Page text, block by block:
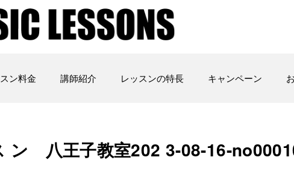
ン料金 講師紹介 レッスンの特長 キャンペーン
ン 八王子教室202 3-08-16-